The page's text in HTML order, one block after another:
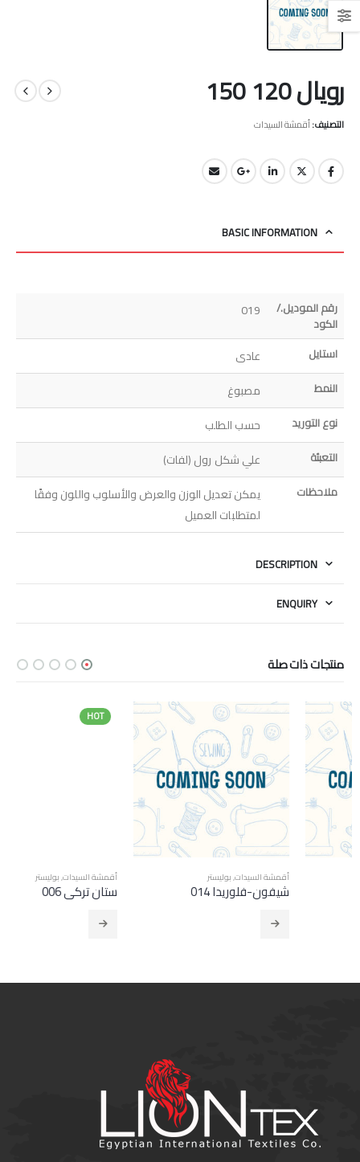
رويال 120 150
التصنيف:أقمشة السيدات
BASIC INFORMATION
رقم الموديل./
الكود
019
استايل عادى
النمط مصبوغ
نوع التوريد حسب الطلب
التعبئة علي شكل رول (لفات)
ملاحظات
يمكن تعديل الوزن والعرض والأسلوب واللون وفقًا
لمتطلبات العميل
DESCRIPTION
ENQUIRY
منتجات ذات صلة
,بوليستر
شيفون-فلوريدا 014
HOT
,بوليستر
ستان تركي 006